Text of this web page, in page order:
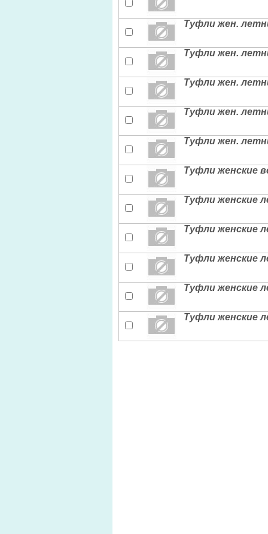
Туфли жен.
Туфли жен.
Туфли жен.
Туфли жен.
Туфли жен.
Туфли женские
Туфли женские
Туфли женские
Туфли женские
Туфли женские
Туфли женские